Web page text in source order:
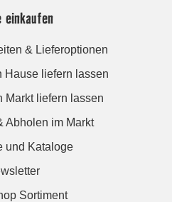
einkaufen
& Lieferoptionen
Hause liefern lassen
Markt liefern lassen
Abholen im Markt
und Kataloge
Sortiment